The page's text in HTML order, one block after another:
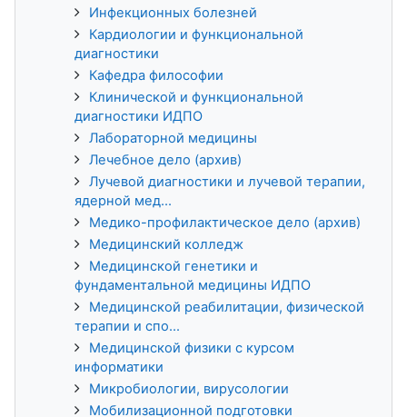
Инфекционных болезней
Кардиологии и функциональной
диагностики
Кафедра философии
Клинической и функциональной
диагностики ИДПО
Лабораторной медицины
Лечебное дело (архив)
Лучевой диагностики и лучевой терапии,
ядерной мед...
Медико-профилактическое дело (архив)
Медицинский колледж
Медицинской генетики и
фундаментальной медицины ИДПО
Медицинской реабилитации, физической
терапии и спо...
Медицинской физики с курсом
информатики
Микробиологии, вирусологии
Мобилизационной подготовки